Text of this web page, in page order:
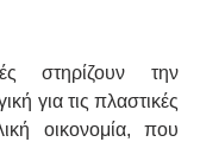
στηρίζουν την
για τις πλαστικές
οικονομία, που